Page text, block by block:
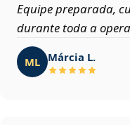
Equipe preparada,
durante toda a
ML Márcia L.